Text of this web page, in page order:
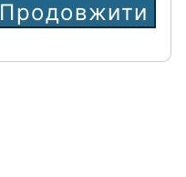
Продовжити